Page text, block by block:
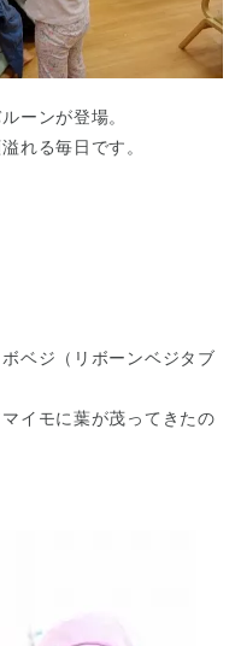
ーンが登場。
れる毎日です。
ベジ（リボーンベジタブ
イモに葉が茂ってきたの